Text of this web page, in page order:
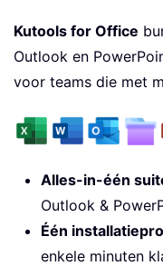
Kutools for Office
Outlook en
voor teams die met
Alles-in-één
Outlook &
Één
enkele minuten